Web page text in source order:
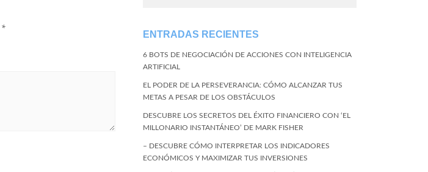
*
ENTRADAS RECIENTES
6 BOTS DE NEGOCIACIÓN DE ACCIONES CON INTELIGENCIA
ARTIFICIAL
EL PODER DE LA PERSEVERANCIA: CÓMO ALCANZAR TUS
METAS A PESAR DE LOS OBSTÁCULOS
DESCUBRE LOS SECRETOS DEL ÉXITO FINANCIERO CON ‘EL
MILLONARIO INSTANTÁNEO’ DE MARK FISHER
– DESCUBRE CÓMO INTERPRETAR LOS INDICADORES
ECONÓMICOS Y MAXIMIZAR TUS INVERSIONES